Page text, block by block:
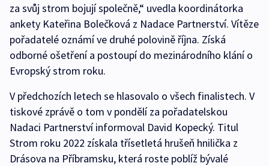
za svůj strom bojují společně,“ uvedla koordinátorka
ankety Kateřina Bolečková z Nadace Partnerství. Vítěze
pořadatelé oznámí ve druhé polovině října. Získá
odborné ošetření a postoupí do mezinárodního klání o
Evropský strom roku.
V předchozích letech se hlasovalo o všech finalistech. V
tiskové zprávě o tom v pondělí za pořadatelskou
Nadaci Partnerství informoval David Kopecký. Titul
Strom roku 2022 získala třísetletá hrušeň hnilička z
Drásova na Příbramsku, která roste poblíž bývalé